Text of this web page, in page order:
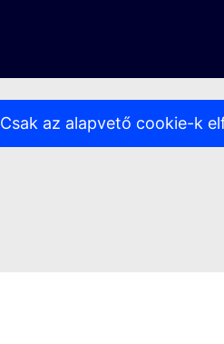
Csak az alapvető cookie-k